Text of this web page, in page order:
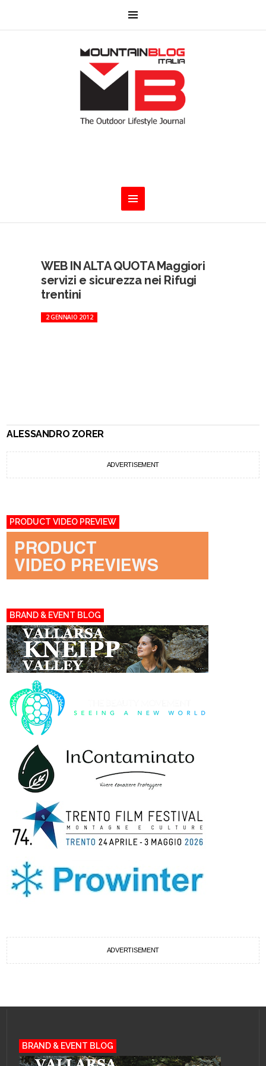
WEB IN ALTA QUOTA Maggiori
servizi e sicurezza nei Rifugi
trentini
2 GENNAIO 2012
ALESSANDRO ZORER
ADVERTISEMENT
PRODUCT VIDEO PREVIEW
BRAND & EVENT BLOG
ADVERTISEMENT
BRAND & EVENT BLOG